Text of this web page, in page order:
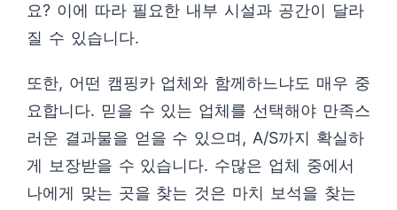
요? 이에 따라 필요한 내부 시설과 공간이 달라
질 수 있습니다.
또한, 어떤 캠핑카 업체와 함께하느냐도 매우 중
요합니다. 믿을 수 있는 업체를 선택해야 만족스
러운 결과물을 얻을 수 있으며, A/S까지 확실하
게 보장받을 수 있습니다. 수많은 업체 중에서
나에게 맞는 곳을 찾는 것은 마치 보석을 찾는